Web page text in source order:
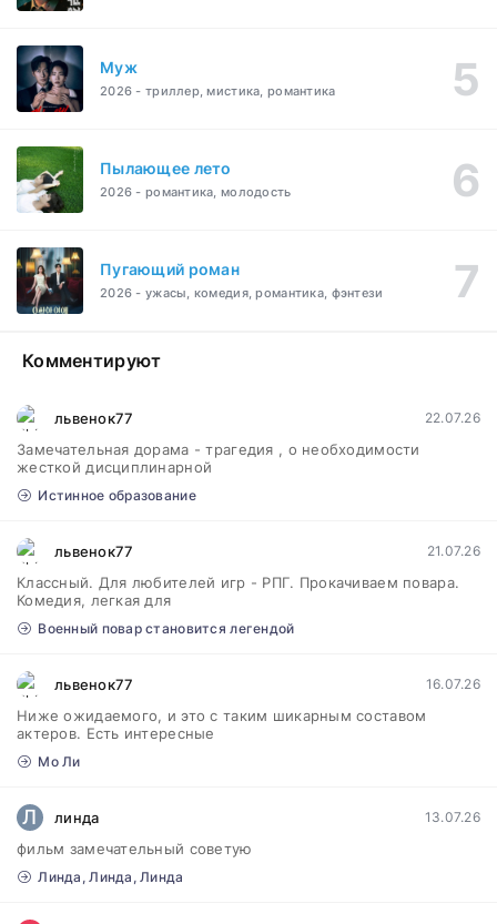
Муж
2026 - триллер, мистика, романтика
Пылающее лето
2026 - романтика, молодость
Пугающий роман
2026 - ужасы, комедия, романтика, фэнтези
Комментируют
львенок77 22.07.26
Замечательная дорама - трагедия , о необходимости
жесткой дисциплинарной
Истинное образование
львенок77 21.07.26
Классный. Для любителей игр - РПГ. Прокачиваем повара.
Комедия, легкая для
Военный повар становится легендой
львенок77 16.07.26
Ниже ожидаемого, и это с таким шикарным составом
актеров. Есть интересные
Мо Ли
Л линда 13.07.26
фильм замечательный советую
Линда, Линда, Линда